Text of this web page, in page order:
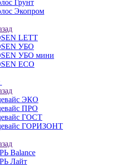
Грунт
Экопром
LETT
УБО
УБО мини
ECO
ЭКО
ПРО
ГОСТ
ГОРИЗОНТ
Balance
Лайт